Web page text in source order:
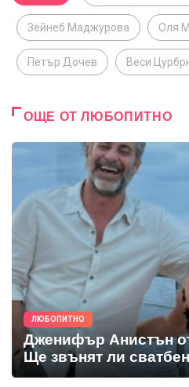
Зейнеб Маджурова Оля
Петър Дочев Веси
ОЩЕ ОТ ЛЮБОПИТНО
ЛЮБОПИТНО
Дженифър Анистън
Ще звънят ли